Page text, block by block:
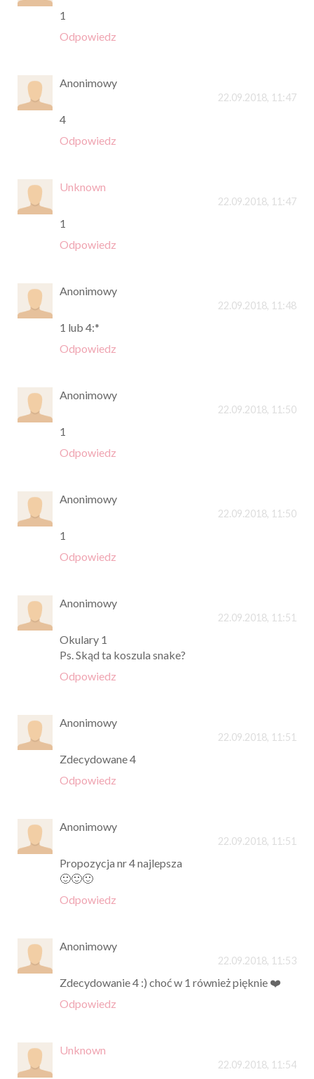
1
Odpowiedz
Anonimowy
22.09.2018, 11:47
4
Odpowiedz
Unknown
22.09.2018, 11:47
1
Odpowiedz
Anonimowy
22.09.2018, 11:48
1 lub 4:*
Odpowiedz
Anonimowy
22.09.2018, 11:50
1
Odpowiedz
Anonimowy
22.09.2018, 11:50
1
Odpowiedz
Anonimowy
22.09.2018, 11:51
Okulary 1
Ps. Skąd ta koszula snake?
Odpowiedz
Anonimowy
22.09.2018, 11:51
Zdecydowane 4
Odpowiedz
Anonimowy
22.09.2018, 11:51
Propozycja nr 4 najlepsza
🙂🙂🙂
Odpowiedz
Anonimowy
22.09.2018, 11:53
Zdecydowanie 4 :) choć w 1 również pięknie ❤️
Odpowiedz
Unknown
22.09.2018, 11:54